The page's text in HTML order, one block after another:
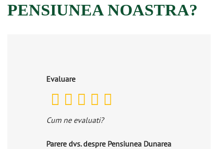
PENSIUNEA NOASTRA?
Evaluare
Cum ne evaluati?
Parere dvs. despre Pensiunea Dunarea